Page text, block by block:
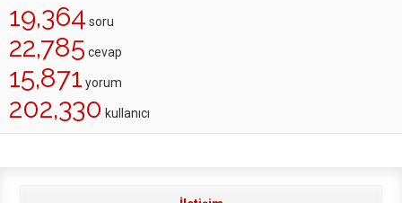
19,364 soru
22,785 cevap
15,871 yorum
202,330 kullanıcı